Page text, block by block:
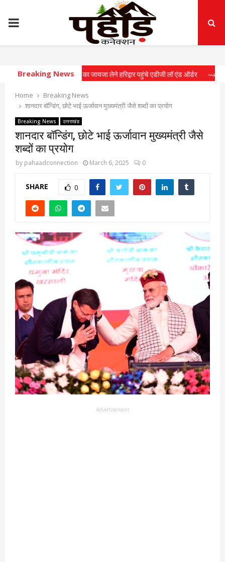
PRIMARY
MENU
Breaking News
व्यवस्थाओं का जायजा लेने हरिद्वार पहुंचे एडीजी लॉ एंड ऑर्डर ⇝ खेल महाकुंभ
Home
Breaking News
शानदार बॉन्डिंग, छोटे भाई ऊर्जावान मुख्यमंत्री जैसे शब्दों का प्रयोग
Breaking News उत्तराखंड
शानदार बॉन्डिंग, छोटे भाई ऊर्जावान मुख्यमंत्री जैसे
शब्दों का प्रयोग
by pahaadconnection March 6, 2025 0
SHARE 0
Advertisement